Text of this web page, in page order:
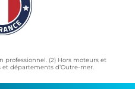
professionnel. (2) Hors moteurs et
et départements d’Outre-mer.